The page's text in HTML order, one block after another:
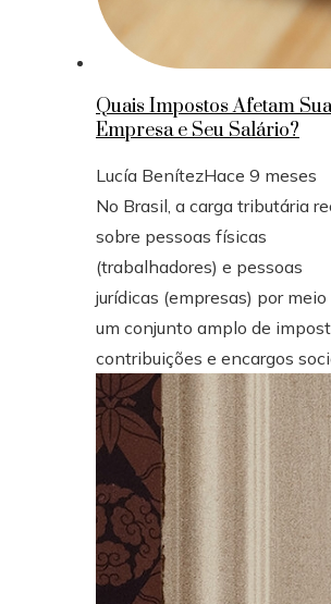
Quais Impostos Afetam Sua
Empresa e Seu Salário?
Lucía BenítezHace 9 meses
No Brasil, a carga tributária
sobre pessoas físicas
(trabalhadores) e pessoas
jurídicas (empresas) por meio
um conjunto amplo de
contribuições e encargos